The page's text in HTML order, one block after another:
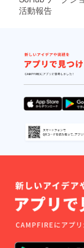
活動報告